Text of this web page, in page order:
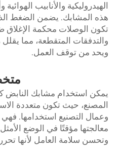
الهيدروليكية والأنابيب
هذه المشابك. يضمن الضغط
تكون الوصلات محكمة الإغلاق
والتدفقات المتقطعة، مما
ويحد من توقف العمل.
يمكن استخدام مشابك النابض
المصنع، حيث تكون متعددة
وعمال التصنيع استخدامها. فهي
معالجتها مؤقتًا في الوضع
وتحسن سلامة العامل لأنها